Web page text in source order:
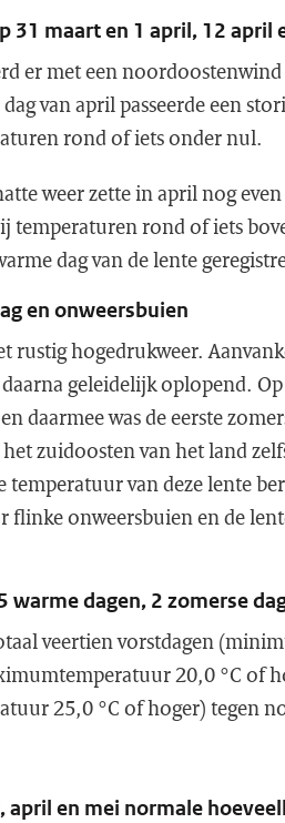
31 maart en 1 april, 12 april
er met een
van april passeerde een
rond of iets onder nul.
weer zette in april nog
temperaturen rond of iets
dag van de lente
en onweersbuien
rustig hogedrukweer.
geleidelijk oplopend.
daarmee was de eerste
zuidoosten van het land
temperatuur van deze lente
flinke onweersbuien en de
warme dagen, 2 zomerse
veertien vorstdagen
20,0 °C of
25,0 °C of hoger) tegen
april en mei normale